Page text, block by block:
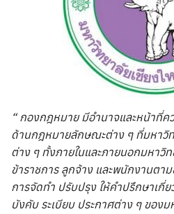
“ กองกฎหมาย มีอำนาจและหน้าที่
ด้านกฎหมายลักษณะต่าง ๆ ที่มหาวิ
ต่าง ๆ ทั้งภายในและภายนอกมหาวิ
ข้าราชการ ลูกจ้าง และพนักงานตา
การจัดทำ ปรับปรุง ให้คำปรึกษาเ
บังคับ ระเบียบ ประกาศต่าง ๆ ของ